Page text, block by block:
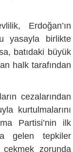
Erdoğan’ın
yasayla birlikte
batıdaki büyük
halk tarafından
cezalarından
kurtulmalarını
Partisi’nin ilk
gelen tepkiler
çekmek zorunda